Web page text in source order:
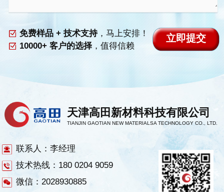
免费样品 + 技术支持，马上安排！
10000+ 客户的选择，值得信赖
天津高田新材料科技有限公司
TIANJIN GAOTIAN NEW MATERIALSA TECHNOLOGY CO., LTD.
联系人：李经理
技术热线：180 0204 9059
微信：2028930885